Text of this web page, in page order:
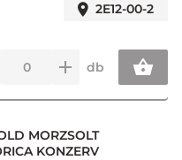
2E12-00-2
db
MORZSOLT
KONZERV